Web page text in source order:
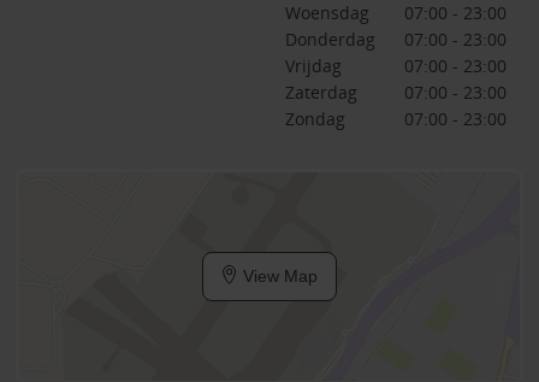
Woensdag
07:00 - 23:00
Donderdag
07:00 - 23:00
Vrijdag
07:00 - 23:00
Zaterdag
07:00 - 23:00
Zondag
07:00 - 23:00
View Map